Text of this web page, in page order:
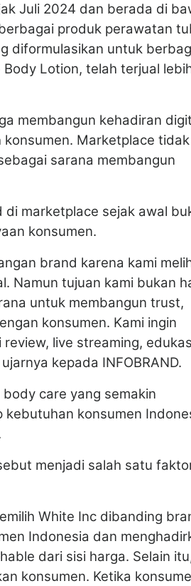
Juli 2024 dan berada di
produk perawatan
diformulasikan untuk
Lotion, telah terjual
membangun kehadiran
Marketplace tidak
sarana membangun
marketplace sejak awal
konsumen.
brand karena kami
Namun tujuan kami bukan
untuk membangun trust,
konsumen. Kami ingin
live streaming,
kepada INFOBRAND.
care yang semakin
konsumen
menjadi salah satu
White Inc dibanding
Indonesia dan
dari sisi harga. Selain
konsumen. Ketika